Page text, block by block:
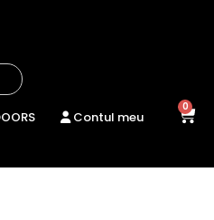
Contul meu
0